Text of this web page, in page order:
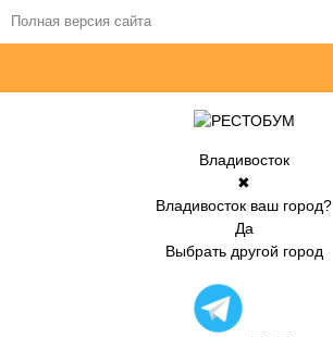
Полная версия сайта
Владивосток
✖
Владивосток ваш город?
Да
Выбрать другой город